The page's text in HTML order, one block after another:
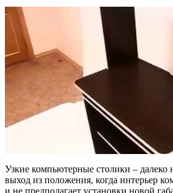
Узкие компьютерные столики – далеко
выход из положения, когда интерьер